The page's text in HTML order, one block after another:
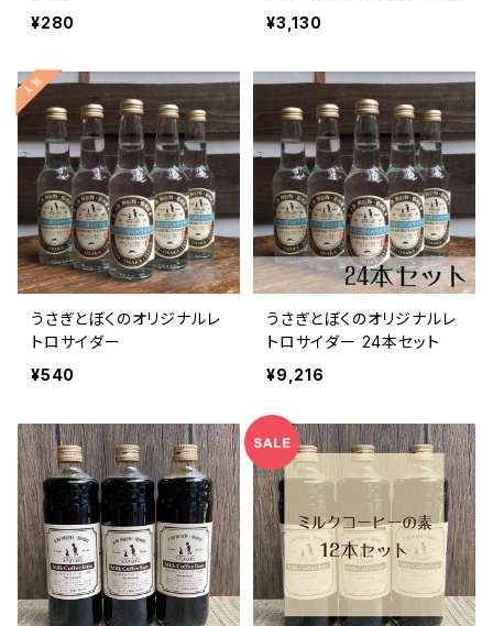
¥280
¥3,130
うさぎとぼくのオリジナルレ
トロサイダー
¥540
うさぎとぼくのオリジナルレ
トロサイダー 24本セット
¥9,216